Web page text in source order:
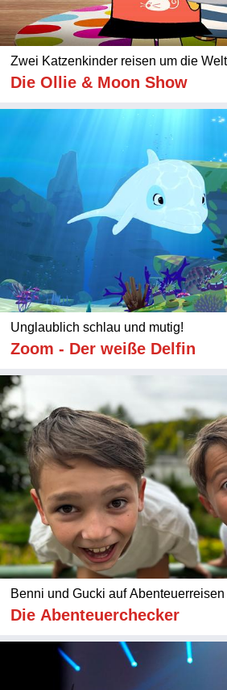
Zwei Katzenkinder reisen um die Welt
Die Ollie & Moon Show
Unglaublich schlau und mutig!
Zoom - Der weiße Delfin
Benni und Gucki auf Abenteuerreisen
Die Abenteuerchecker